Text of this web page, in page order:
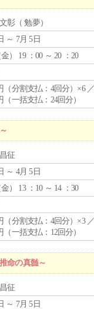
彰（ 勉夢）
～ 7月 5日
金） 19 ：00 ～ 20 ：20
（分割支払：4回分）×6
（一括支払：24回分）
征
～ 4月 5日
金） 13 ：10 ～ 14 ：30
（分割支払：4回分）×3
（一括支払：12回分）
命の真髄～
征
～ 7月 5日